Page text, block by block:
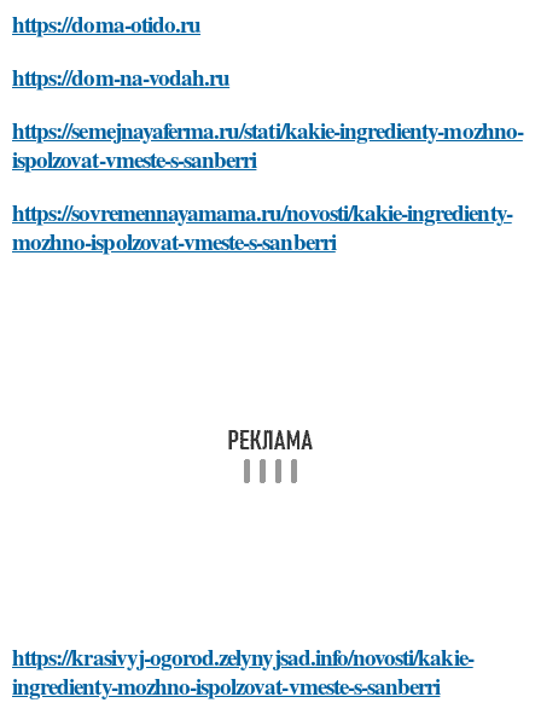
https://doma-otido.ru
https://dom-na-vodah.ru
https://semejnayaferma.ru/stati/kakie-ingredienty-mozhno-
ispolzovat-vmeste-s-sanberri
https://sovremennayamama.ru/novosti/kakie-ingredienty-
mozhno-ispolzovat-vmeste-s-sanberri
https://krasivyj-ogorod.zelynyjsad.info/novosti/kakie-
ingredienty-mozhno-ispolzovat-vmeste-s-sanberri